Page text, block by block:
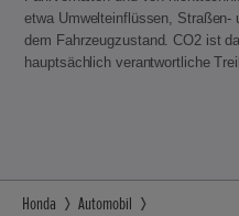
etwa Umwelteinflüssen, Straßen-
dem Fahrzeugzustand. CO2 ist
hauptsächlich verantwortliche
Honda
Automobil